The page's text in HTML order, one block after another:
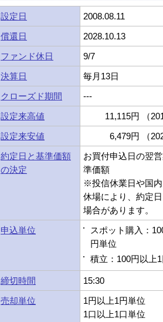
設定日
2008.08.11
償還日
2028.10.13
ファンド休日
9/7
決算日
毎月13日
クローズド期間
---
設定来高値
11,115円 （
設定来安値
6,479円 （
約定日と基準価額
の決定
お買付申込日の翌
準価額
※投信休業日や国
休場により、約定
場合があります。
申込単位
スポット購入：
円単位
積立：100円以上
締切時間
15:30
売却単位
1円以上1円単位
1口以上1口単位